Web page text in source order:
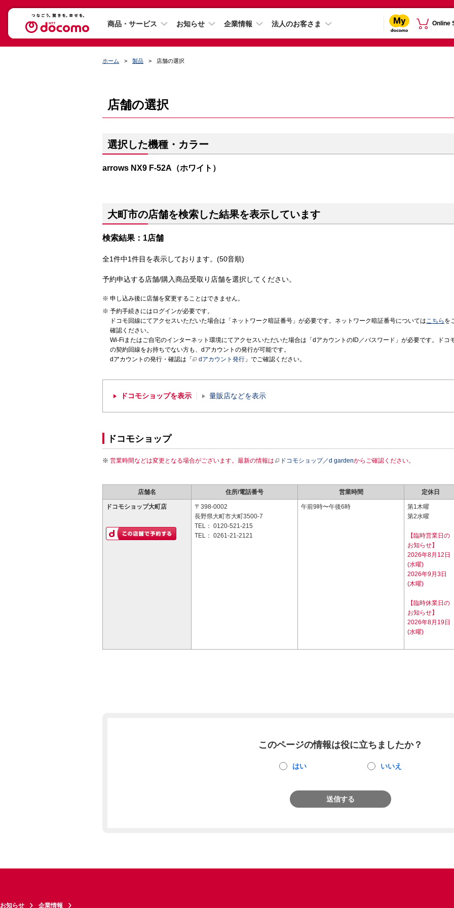
商品・サービス お知らせ 企業情報 法人のお客さま Online
ホーム 製品 店舗の選択
店舗の選択
選択した機種・カラー
arrows NX9 F-52A（ホワイト）
大町市の店舗を検索した結果を表示しています
検索結果：1店舗
全1件中1件目を表示しております。(50音順)
予約申込する店舗/購入商品受取り店舗を選択してください。
申し込み後に店舗を変更することはできません。
予約手続きにはログインが必要です。
ドコモ回線にてアクセスいただいた場合は「ネットワーク暗証番号」が必要です。ネットワーク暗証番号についてはこちら を
確認ください。
Wi-Fiまたはご自宅のインターネット環境にてアクセスいただいた場合は「dアカウントのID／パスワード」が必要です。ドコ
の契約回線をお持ちでない方も、dアカウントの発行が可能です。
dアカウントの発行・確認は「
dアカウント発行 」でご確認ください。
ドコモショップを表示 量販店などを表示
ドコモショップ
営業時間などは変更となる場合がございます。最新の情報は ドコモショップ／d gardenからご確認ください。
店舗名 住所/電話番号 営業時間 定休日
ドコモショップ大町店
〒398-0002
長野県大町市大町3500-7
TEL： 0120-521-215
TEL： 0261-21-2121
午前9時〜午後6時
第1木曜
第2水曜
【臨時営業日の
お知らせ】
2026年8月12日
(水曜)
2026年9月3日
(木曜)
【臨時休業日の
お知らせ】
2026年8月19日
(水曜)
このページの情報は役に立ちましたか？
はい いいえ
送信する
お知らせ 企業情報